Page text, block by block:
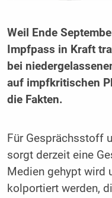
Weil Ende
Impfpass in Kraft
bei
auf impfkritischen
die Fakten.
Für Gesprächsstoff
sorgt derzeit eine
Medien gehypt wird
kolportiert werden,